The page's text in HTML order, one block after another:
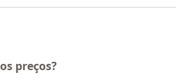
preços?